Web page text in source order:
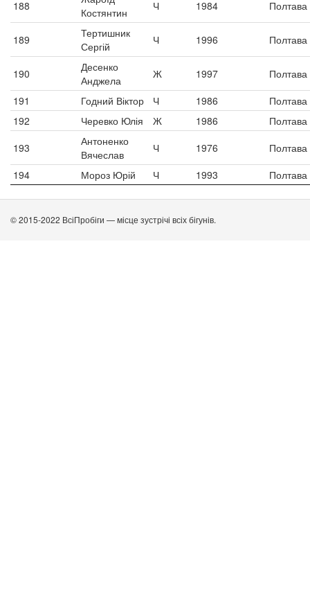
188
Костянтин
Ч 1984 Полтава
189
Тертишник
Сергій
Ч 1996 Полтава
190
Десенко
Анджела
Ж 1997
Полтава
191
Годний Віктор Ч 1986
Полтава
192
Черевко Юлія Ж 1986
Полтава
193
Антоненко
Вячеслав
Ч 1976
Полтава
194
Мороз Юрій Ч 1993 Полтава
© 2015-2022 ВсіПробіги — місце зустрічі всіх бігунів.